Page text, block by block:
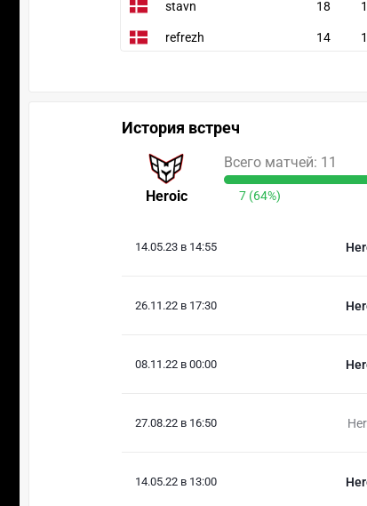
stavn 18
refrezh 14
История встреч
Heroic
Всего матчей: 11
7 (64%)
14.05.23 в 14:55
26.11.22 в 17:30
08.11.22 в 00:00
27.08.22 в 16:50
14.05.22 в 13:00